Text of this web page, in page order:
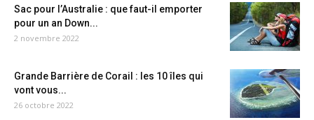
Sac pour l’Australie : que faut-il emporter
pour un an Down...
2 novembre 2022
Grande Barrière de Corail : les 10 îles qui
vont vous...
26 octobre 2022